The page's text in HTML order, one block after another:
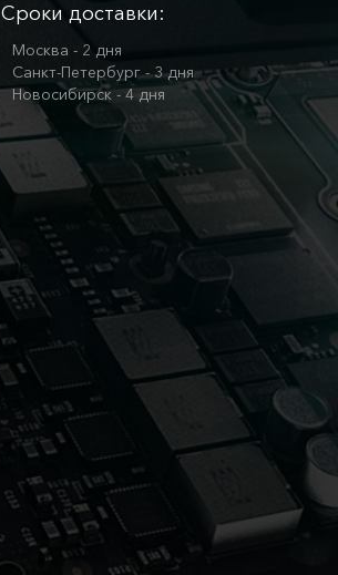
Сроки доставки:
Москва - 2 дня
Санкт-Петербург - 3 дня
Новосибирск - 4 дня